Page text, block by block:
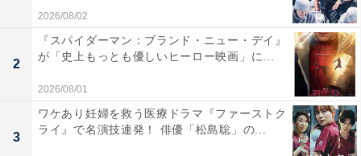
はなく、レオナによるものでした。物的証拠もつきつけ
られたレオナは観念し、哀しき犯行動機を語りはじめま
す。
レオナは霧生を愛していましたが、霧生はこれから輝い
ていくレオナに自分はふさわしくないと身をひこうとし
2026/08/02
2
『スパイダーマン：ブランド・ニュー・デイ』
が「史上もっとも優しいヒーロー映画」に...
2026/08/01
3
ワケあり妊婦を救う医療ドラマ『ファーストク
ライ』で名演技連発！ 俳優「松島聡」の...